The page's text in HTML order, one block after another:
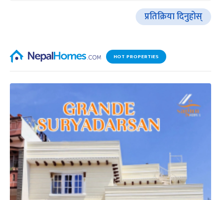
प्रतिक्रिया दिनुहोस्
HOT PROPERTIES